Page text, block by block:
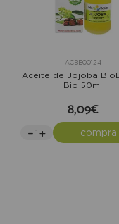
ACBE00124
Aceite de Jojoba
Bio 50ml
8,09€
compra